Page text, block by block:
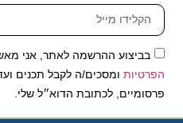
בביצוע ההרשמה לאתר, אני מאשר/
הפרטיותומסכים/ה לקבל תכנים
פרסומיים, לכתובת הדוא״ל שלי.